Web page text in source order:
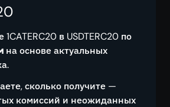
в USDTERC20 по
на основе актуальных
сколько получите —
комиссий и неожиданных